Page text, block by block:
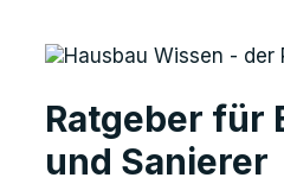
Ratgeber für
und Sanierer